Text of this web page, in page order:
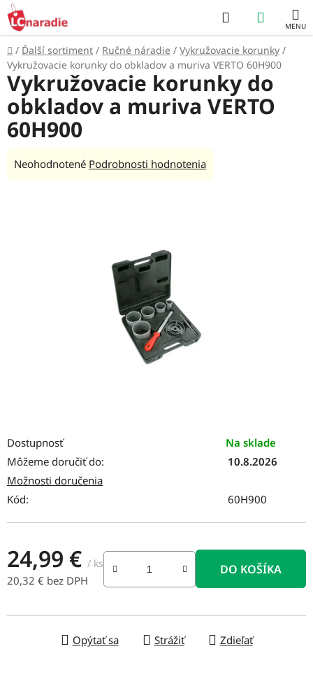
Prejsť
na
obsah
Hľadať
KOŠÍK
Domov
/ Ďalší sortiment / Ručné náradie / Vykružovacie korunky /
Vykružovacie korunky do obkladov a muriva VERTO 60H900
Dostupnosť
Na sklade
Môžeme doručiť do:
10.8.2026
Možnosti doručenia
Kód:
60H900
24,99 € / ks
20,32 € bez DPH
DO KOŠÍKA
Opýtať sa Strážiť Zdieľať
Vykružovacie korunky do
obkladov a muriva VERTO
60H900
Priemerné
Neohodnotené Podrobnosti hodnotenia